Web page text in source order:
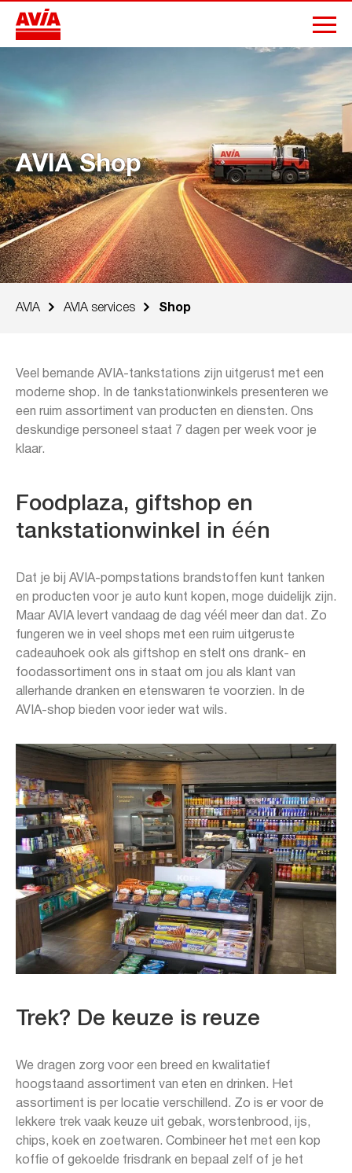
AVIA Shop
AVIA AVIA services Shop
Veel bemande AVIA-tankstations zijn uitgerust met een
moderne shop. In de tankstationwinkels presenteren we
een ruim assortiment van producten en diensten. Ons
deskundige personeel staat 7 dagen per week voor je
klaar.
Foodplaza, giftshop en
tankstationwinkel in één
Dat je bij AVIA-pompstations brandstoffen kunt tanken
en producten voor je auto kunt kopen, moge duidelijk zijn.
Maar AVIA levert vandaag de dag véél meer dan dat. Zo
fungeren we in veel shops met een ruim uitgeruste
cadeauhoek ook als giftshop en stelt ons drank- en
foodassortiment ons in staat om jou als klant van
allerhande dranken en etenswaren te voorzien. In de
AVIA-shop bieden voor ieder wat wils.
Trek? De keuze is reuze
We dragen zorg voor een breed en kwalitatief
hoogstaand assortiment van eten en drinken. Het
assortiment is per locatie verschillend. Zo is er voor de
lekkere trek vaak keuze uit gebak, worstenbrood, ijs,
chips, koek en zoetwaren. Combineer het met een kop
koffie of gekoelde frisdrank en bepaal zelf of je het